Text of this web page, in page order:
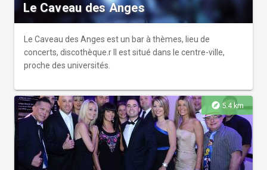
Le Caveau des Anges
Le Caveau des Anges est un bar à thèmes, lieu de
concerts, discothèque.r Il est situé dans le centre-ville,
proche des universités.
explore 5.4 km